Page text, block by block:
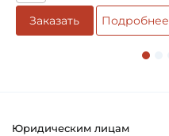
Заказать Подробнее
Юридическим лицам